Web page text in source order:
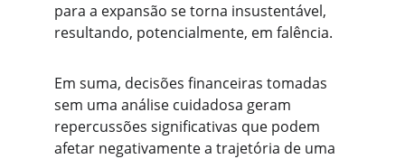
para a expansão se torna insustentável,
resultando, potencialmente, em falência.
Em suma, decisões financeiras tomadas
sem uma análise cuidadosa geram
repercussões significativas que podem
afetar negativamente a trajetória de uma